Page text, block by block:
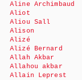
Aline Archimbaud
Aliot
Aliou Sall
Alison
Alizé
Alizé Bernard
Allah Akbar
Allahou akbar
Allain Leprest